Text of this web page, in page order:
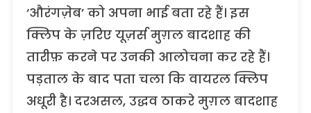
‘औरंगज़ेब’ को अपना भाई बता रहे हैं। इस
क्लिप के ज़रिए यूज़र्स मुग़ल बादशाह की
तारीफ़ करने पर उनकी आलोचना कर रहे हैं।
पड़ताल के बाद पता चला कि वायरल क्लिप
अधूरी है। दरअसल, उद्धव ठाकरे मुग़ल बादशाह